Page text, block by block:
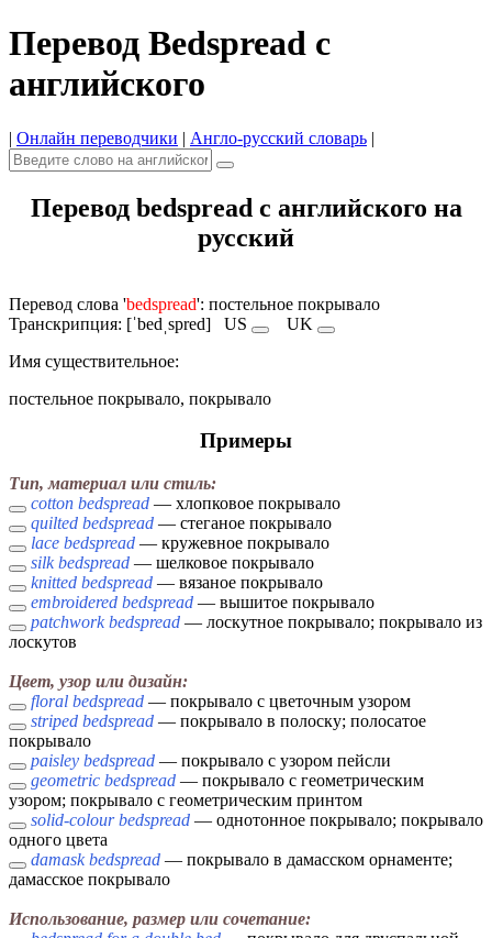
Перевод Bedspread с
английского
| Онлайн переводчики | Англо-русский словарь |
Перевод bedspread с английского на
русский
Перевод слова 'bedspread': постельное покрывало
Транскрипция: [ˈbedˌspred] US
UK
Имя cуществительное:
постельное покрывало, покрывало
Примеры
Тип, материал или стиль:
cotton bedspread — хлопковое покрывало
quilted bedspread — стеганое покрывало
lace bedspread — кружевное покрывало
silk bedspread — шелковое покрывало
knitted bedspread — вязаное покрывало
embroidered bedspread — вышитое покрывало
patchwork bedspread — лоскутное покрывало; покрывало из
лоскутов
Цвет, узор или дизайн:
floral bedspread — покрывало с цветочным узором
striped bedspread — покрывало в полоску; полосатое
покрывало
paisley bedspread — покрывало с узором пейсли
geometric bedspread — покрывало с геометрическим
узором; покрывало с геометрическим принтом
solid-colour bedspread — однотонное покрывало; покрывало
одного цвета
damask bedspread — покрывало в дамасском орнаменте;
дамасское покрывало
Использование, размер или сочетание: